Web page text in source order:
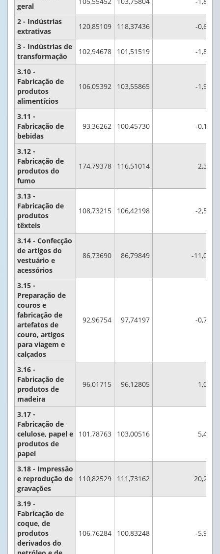
geral
2 - Indústrias
extrativas
120,85109 118,37436 -0,6
3 - Indústrias de
transformação
102,94678 101,51519 -1,8
3.10 -
Fabricação de
produtos
alimentícios
106,05392 103,55865 -1,9
3.11 -
Fabricação de
bebidas
93,36262 100,45730 -0,1
3.12 -
Fabricação de
produtos do
fumo
174,79378 116,51014 2,3
3.13 -
Fabricação de
produtos
têxteis
108,73215 106,42198 -2,5
3.14 - Confecção
de artigos do
vestuário e
acessórios
86,73690 86,79849 -11,0
3.15 -
Preparação de
couros e
fabricação de
artefatos de
couro, artigos
para viagem e
calçados
92,96754 97,74197 -0,7
3.16 -
Fabricação de
produtos de
madeira
96,01715 96,12805 1,0
3.17 -
Fabricação de
celulose, papel e
produtos de
papel
101,78763 103,00516 5,4
3.18 - Impressão
e reprodução de
gravações
110,82529 111,73162 20,2
3.19 -
Fabricação de
coque, de
produtos
derivados do
106,76284 100,83248 -5,9